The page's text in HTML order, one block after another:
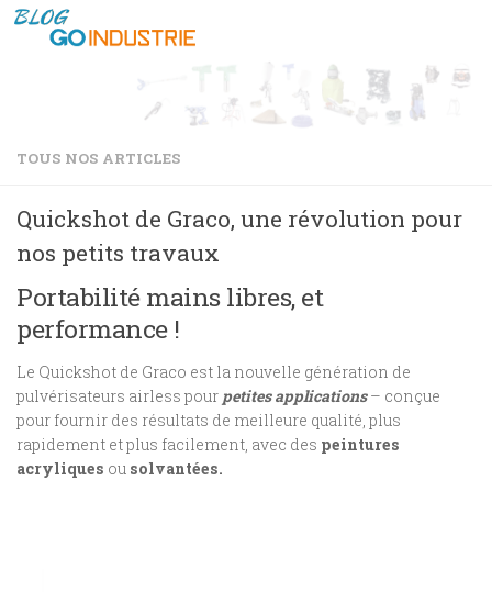
Skip to content
TOUS NOS ARTICLES
Quickshot de Graco, une révolution pour
nos petits travaux
Portabilité mains libres, et
performance !
Le Quickshot de Graco est la nouvelle génération de
pulvérisateurs airless pour petites applications– conçue
pour fournir des résultats de meilleure qualité, plus
rapidement et plus facilement, avec des peintures
acryliques ou solvantées.